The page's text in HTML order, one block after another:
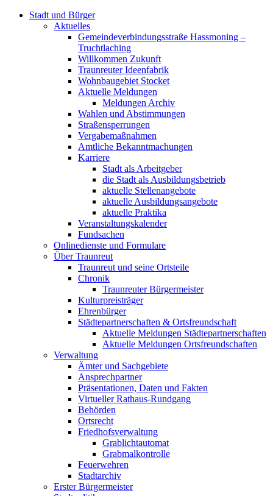
Stadt und Bürger
Aktuelles
Gemeindeverbindungsstraße Hassmoning –
Truchtlaching
Willkommen Zukunft
Traunreuter Ideenfabrik
Wohnbaugebiet Stocket
Aktuelle Meldungen
Meldungen Archiv
Wahlen und Abstimmungen
Straßensperrungen
Vergabemaßnahmen
Amtliche Bekanntmachungen
Karriere
Stadt als Arbeitgeber
die Stadt als Ausbildungsbetrieb
aktuelle Stellenangebote
aktuelle Ausbildungsangebote
aktuelle Praktika
Veranstaltungskalender
Fundsachen
Onlinedienste und Formulare
Über Traunreut
Traunreut und seine Ortsteile
Chronik
Traunreuter Bürgermeister
Kulturpreisträger
Ehrenbürger
Städtepartnerschaften & Ortsfreundschaft
Aktuelle Meldungen Städtepartnerschaften
Aktuelle Meldungen Ortsfreundschaften
Verwaltung
Ämter und Sachgebiete
Ansprechpartner
Präsentationen, Daten und Fakten
Virtueller Rathaus-Rundgang
Behörden
Ortsrecht
Friedhofsverwaltung
Grablichtautomat
Grabmalkontrolle
Feuerwehren
Stadtarchiv
Erster Bürgermeister